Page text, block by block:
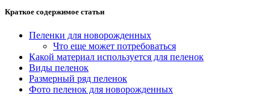
Краткое содержимое статьи
Пеленки для новорожденных
Что еще может потребоваться
Какой материал используется для пеленок
Виды пеленок
Размерный ряд пеленок
Фото пеленок для новорожденных